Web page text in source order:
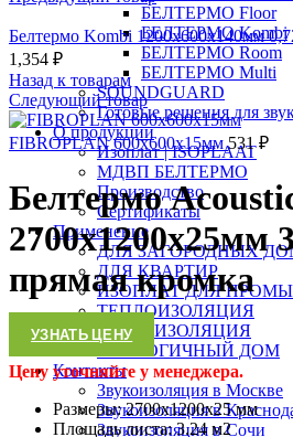
БЕЛТЕРМО Floor
БЕЛТЕРМО Kombi
БЕЛТЕРМО Room
БЕЛТЕРМО Multi
SOUNDGUARD
Готовые решения для
О продукции
Изоплат | ISOPLAAT
МДВП БЕЛТЕРМО
Производство
Сертификаты
Применение
ДЛЯ ЗАГОРОДНЫХ
ДЛЯ КВАРТИР
ИЗОПЛАТ ДЛЯ
ТЕПЛОИЗОЛЯЦИЯ
ЗВУКОИЗОЛЯЦИЯ
ЭКОЛОГИЧНЫЙ ДОМ
Контакты
Звукоизоляция в Москве
Звукоизоляция в
Звукоизоляция в Сочи
Белтермо Kombi 1200х600х140мм
1,354 ₽
Назад к товарам
Следующий товар
FIBROPLAN 600х600х15мм531₽
Белтермо
2700х1200х25мм
прямая кромка
УЗНАТЬ ЦЕНУ
Цену уточняйте у менеджера.
Размеры: 2700х1200х25 мм
Площадь листа: 3.24 м2